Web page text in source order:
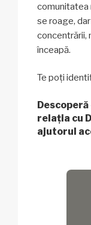
comunitatea
se roage,
concentrării,
înceapă.
Te poți
relația cu
ajutorul